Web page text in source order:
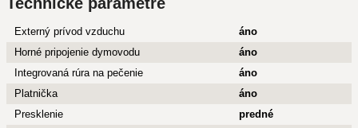
Externý prívod vzduchu
áno
Horné pripojenie dymovodu
áno
Integrovaná rúra na pečenie
áno
Platnička
áno
Presklenie
predné